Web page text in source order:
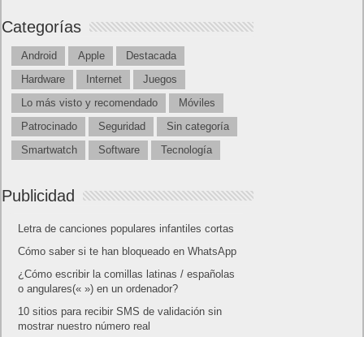
Categorías
Android Apple
Destacada
Hardware
Internet
Juegos
Lo más visto y recomendado
Móviles
Patrocinado
Seguridad
Sin categoría
Smartwatch
Software Tecnología
Publicidad
Letra de canciones populares infantiles cortas
Cómo saber si te han bloqueado en WhatsApp
¿Cómo escribir la comillas latinas / españolas
o angulares(« ») en un ordenador?
10 sitios para recibir SMS de validación sin
mostrar nuestro número real